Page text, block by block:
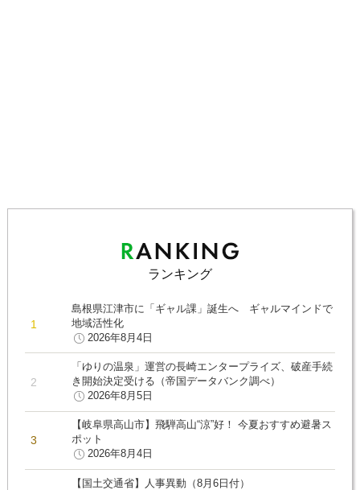
ランキング
島根県江津市に「ギャル課」誕生へ ギャルマインドで
地域活性化
2026年8月4日
「ゆりの温泉」運営の長崎エンタープライズ、破産手続
き開始決定受ける（帝国データバンク調べ）
2026年8月5日
【岐阜県高山市】飛騨高山“涼”好！ 今夏おすすめ避暑ス
ポット
2026年8月4日
【国土交通省】人事異動（8月6日付）